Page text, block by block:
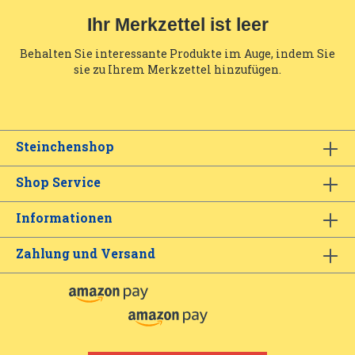
Ihr Merkzettel ist leer
Behalten Sie interessante Produkte im Auge, indem Sie
sie zu Ihrem Merkzettel hinzufügen.
Steinchenshop
Shop Service
Informationen
Zahlung und Versand